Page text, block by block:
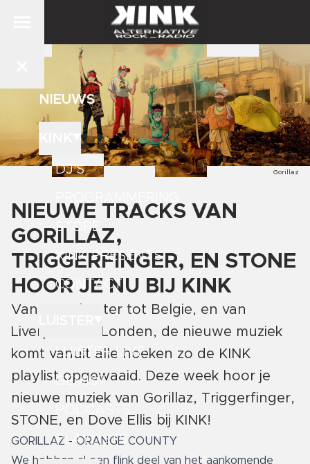
NIEUWS
DJ'S
STORE
KINK PRESENTS
CONTACT
LUISTER LIVE
GEMIST
PLAYLISTS
Gorillaz
NIEUWE TRACKS VAN
GORILLAZ,
TRIGGERFINGER, EN STONE
HOOR JE NU BIJ KINK
Van Manchester tot Belgie, en van
Liverpool tot Londen, de nieuwe muziek
komt vanuit alle hoeken zo de KINK
playlist opgewaaid. Deze week hoor je
nieuwe muziek van Gorillaz, Triggerfinger,
STONE, en Dove Ellis bij KINK!
GORILLAZ - ORANGE COUNTY
We hebben al een flink deel van het aankomende